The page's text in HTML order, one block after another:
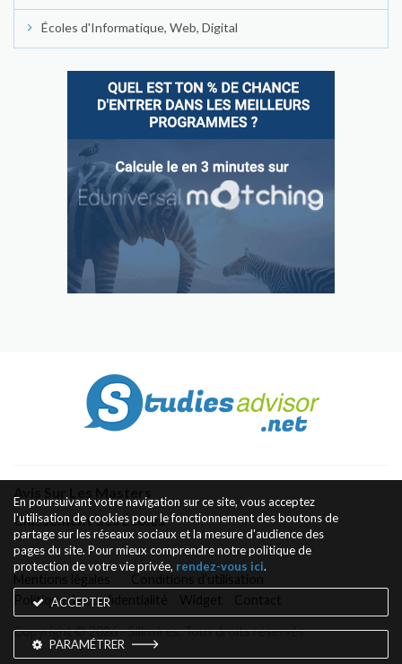
Écoles d'Informatique, Web, Digital
Classement des Écoles
Politique de confidentialité
Copyright © 2026 - Silkwires. Tous droits réservés
En poursuivant votre navigation sur ce site, vous acceptez
l'utilisation de cookies pour le fonctionnement des boutons de
partage sur les réseaux sociaux et la mesure d'audience des
pages du site. Pour mieux comprendre notre politique de
protection de votre vie privée, rendez-vous ici.
ACCEPTER
PARAMÉTRER